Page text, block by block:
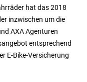
hat das 2018
inzwischen um die
AXA Agenturen
entsprechend
E-Bike-Versicherung